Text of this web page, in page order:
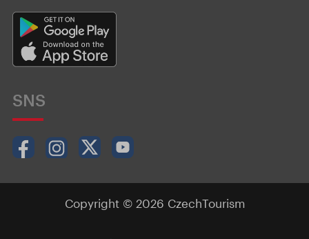
SNS
Copyright © 2026 CzechTourism